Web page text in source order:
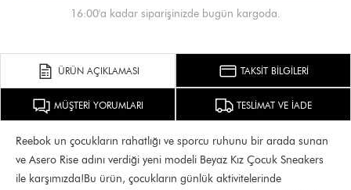
16:00'a kadar siparişinizde bugün kargoda.
ÜRÜN AÇIKLAMASI TAKSİT BİLGİLERİ
MÜŞTERİ YORUMLARI TESLİMAT VE İADE
Reebok un çocukların rahatlığı ve sporcu ruhunu bir arada sunan
ve Asero Rise adını verdiği yeni modeli Beyaz Kız Çocuk Sneakers
ile karşımızda!Bu ürün, çocukların günlük aktivitelerinde